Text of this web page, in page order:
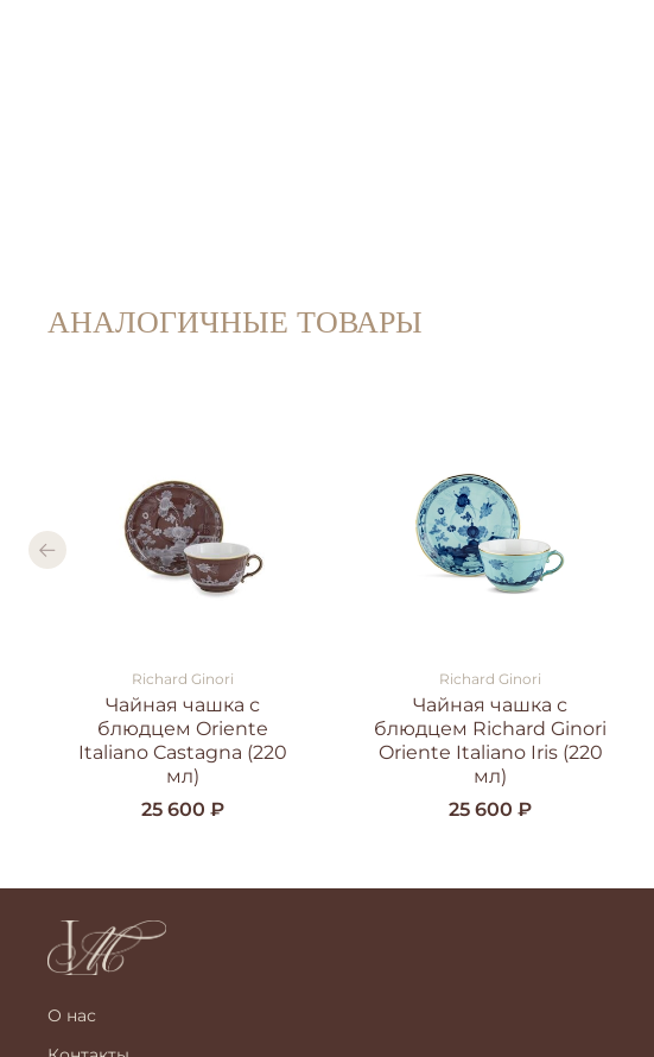
АНАЛОГИЧНЫЕ ТОВАРЫ
Richard Ginori
Чайная чашка с
блюдцем Oriente
Italiano Castagna (220
мл)
25 600 ₽
Richard Ginori
Чайная чашка с
блюдцем Richard Ginori
Oriente Italiano Iris (220
мл)
25 600 ₽
О нас